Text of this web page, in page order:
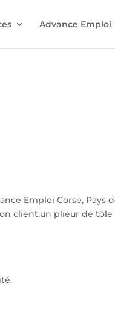
Advance Emploi
Emploi Corse, Pays
client.un plieur de